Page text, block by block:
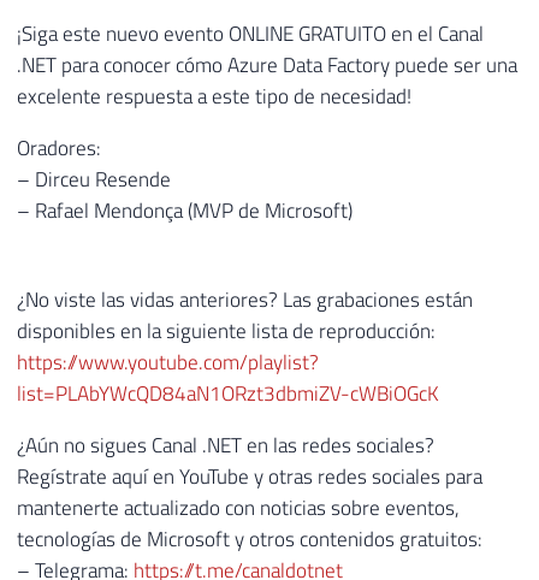
¡Siga este nuevo evento ONLINE GRATUITO en el Canal
.NET para conocer cómo Azure Data Factory puede ser una
excelente respuesta a este tipo de necesidad!
Oradores:
– Dirceu Resende
– Rafael Mendonça (MVP de Microsoft)
¿No viste las vidas anteriores? Las grabaciones están
disponibles en la siguiente lista de reproducción:
https://www.youtube.com/playlist?
list=PLAbYWcQD84aN1ORzt3dbmiZV-cWBiOGcK
¿Aún no sigues Canal .NET en las redes sociales?
Regístrate aquí en YouTube y otras redes sociales para
mantenerte actualizado con noticias sobre eventos,
tecnologías de Microsoft y otros contenidos gratuitos:
– Telegrama: https://t.me/canaldotnet